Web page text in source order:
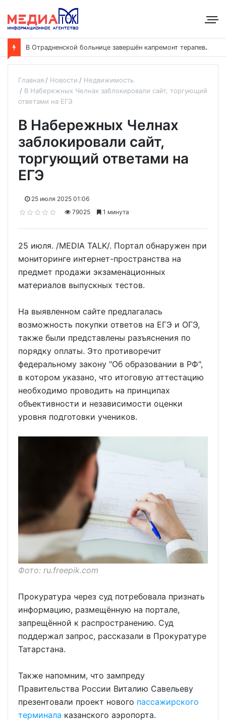
В
Отрадненской больнице завершён капремонт терапевтического корпуса
Главная Новости
Недвижимость
В Набережных Челнах заблокировали сайт, торгующий
ответами на ЕГЭ
В Набережных Челнах
заблокировали сайт,
торгующий ответами на
ЕГЭ
25 июля 2025 01:06
79025
1 минута
25 июля. /MEDIA TALK/. Портал обнаружен при
мониторинге интернет-пространства на
предмет продажи экзаменационных
материалов выпускных тестов.
На выявленном сайте предлагалась
возможность покупки ответов на ЕГЭ и ОГЭ,
также были представлены разъяснения по
порядку оплаты. Это противоречит
федеральному закону "Об образовании в РФ",
в котором указано, что итоговую аттестацию
необходимо проводить на принципах
объективности и независимости оценки
уровня подготовки учеников.
Фото: ru.freepik.com
Прокуратура через суд потребовала признать
информацию, размещённую на портале,
запрещённой к распространению. Суд
поддержал запрос, рассказали в Прокуратуре
Татарстана.
Также напомним, что зампреду
Правительства России Виталию Савельеву
презентовали проект нового пассажирского
терминала казанского аэропорта.